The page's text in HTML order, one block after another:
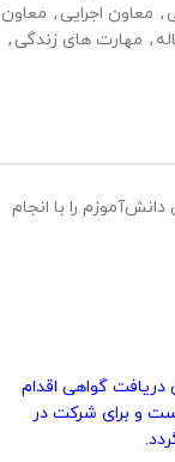
, معاون اجرایی , معاون
, مهارت های زندگی ,
را با انجام
دریافت گواهی اقدام
و برای شرکت در